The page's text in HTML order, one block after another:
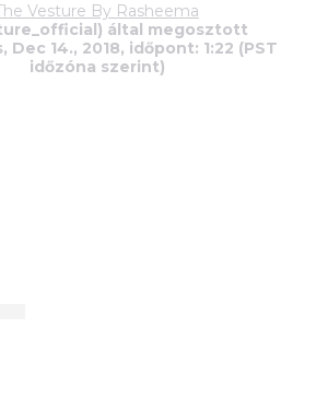
Vesture By Rasheema
által megosztott
Dec 14., 2018, időpont: 1:22 (PST
időzóna szerint)